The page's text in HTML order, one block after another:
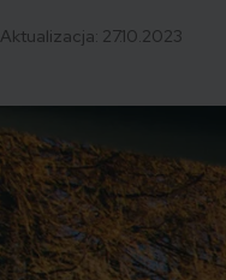
Aktualizacja: 27.10.2023